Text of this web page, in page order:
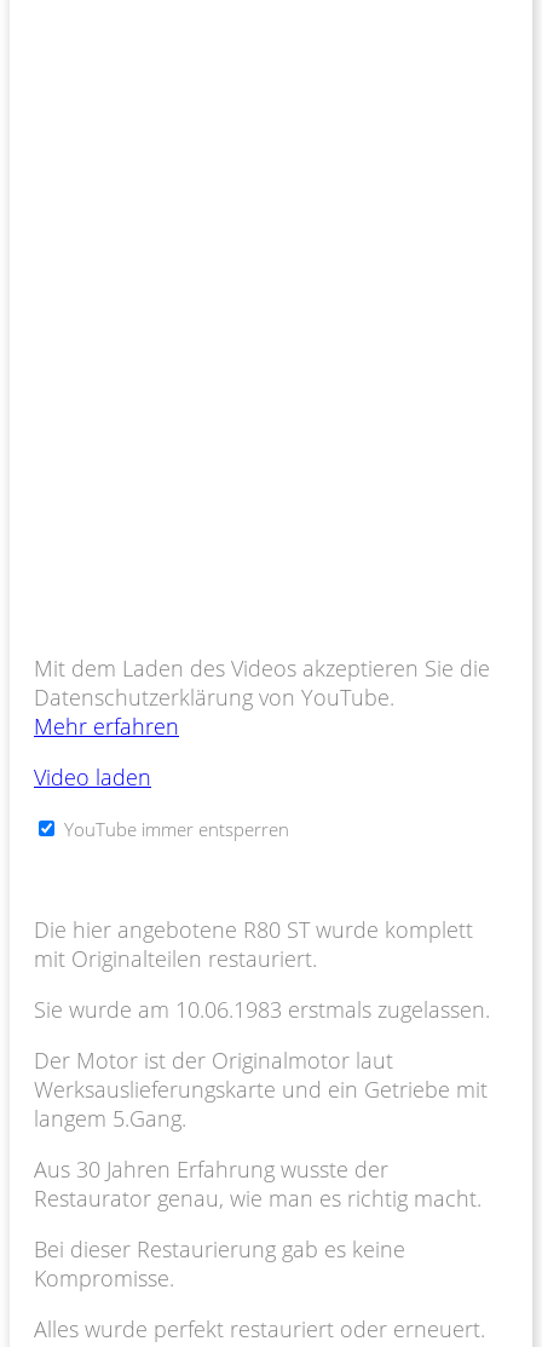
Mit dem Laden des Videos akzeptieren Sie die
Datenschutzerklärung von YouTube.
Mehr erfahren
Video laden
YouTube immer entsperren
Die hier angebotene R80 ST wurde komplett
mit Originalteilen restauriert.
Sie wurde am 10.06.1983 erstmals zugelassen.
Der Motor ist der Originalmotor laut
Werksauslieferungskarte und ein Getriebe mit
langem 5.Gang.
Aus 30 Jahren Erfahrung wusste der
Restaurator genau, wie man es richtig macht.
Bei dieser Restaurierung gab es keine
Kompromisse.
Alles wurde perfekt restauriert oder erneuert.